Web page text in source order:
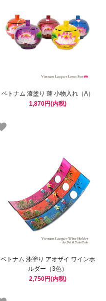
ベトナム 漆塗り 蓮 小物入れ（A）
1,870円(内税)
ベトナム 漆塗り アオザイ ワインホ
ルダー（3色）
2,750円(内税)